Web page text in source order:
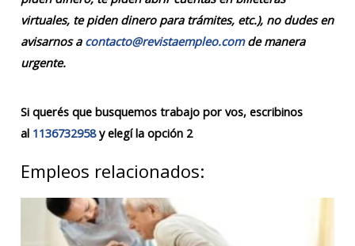
virtuales, te piden dinero para trámites, etc.), no dudes en
avisarnos a contacto@revistaempleo.comde manera
urgente.
Si querés que busquemos trabajo por vos, escribinos
al 1136732958y elegí la opción 2
Empleos relacionados: